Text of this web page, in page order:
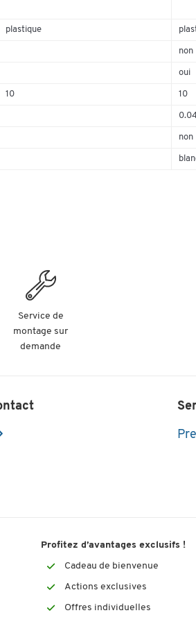
plastique
non
oui
10 10
non
Service de
montage sur
demande
Profitez d’avantages exclusifs !
Cadeau de bienvenue
Actions exclusives
Offres individuelles